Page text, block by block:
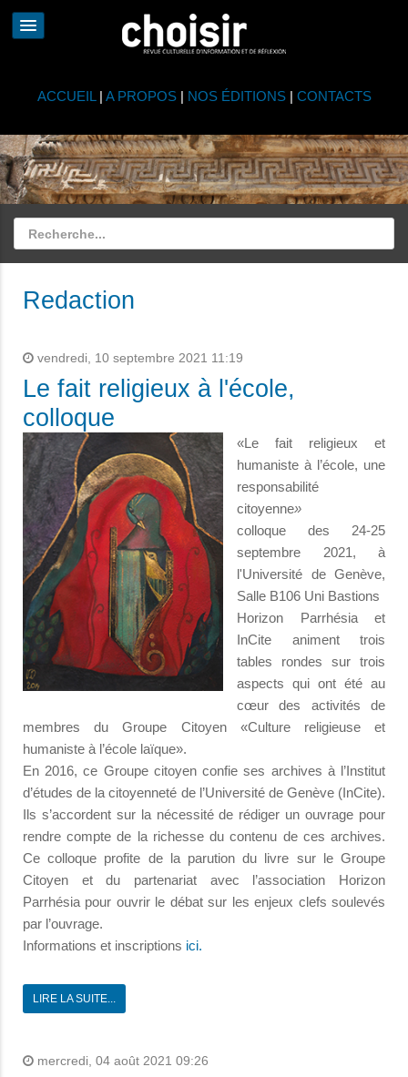
ACCUEIL | A PROPOS| NOS ÉDITIONS| CONTACTS
Redaction
vendredi, 10 septembre 2021 11:19
Le fait religieux à l'école,
colloque
«Le fait religieux et
humaniste à l’école, une
responsabilité
citoyenne»
colloque des 24-25
septembre 2021, à
l'Université de Genève,
Salle B106 Uni Bastions
Horizon Parrhésia et
InCite animent trois
tables rondes sur trois
aspects qui ont été au
cœur des activités de
membres du Groupe Citoyen «Culture religieuse et
humaniste à l’école laïque».
En 2016, ce Groupe citoyen confie ses archives à l’Institut
d’études de la citoyenneté de l’Université de Genève (InCite).
Ils s’accordent sur la nécessité de rédiger un ouvrage pour
rendre compte de la richesse du contenu de ces archives.
Ce colloque profite de la parution du livre sur le Groupe
Citoyen et du partenariat avec l’association Horizon
Parrhésia pour ouvrir le débat sur les enjeux clefs soulevés
par l’ouvrage.
Informations et inscriptions ici.
LIRE LA SUITE...
mercredi, 04 août 2021 09:26